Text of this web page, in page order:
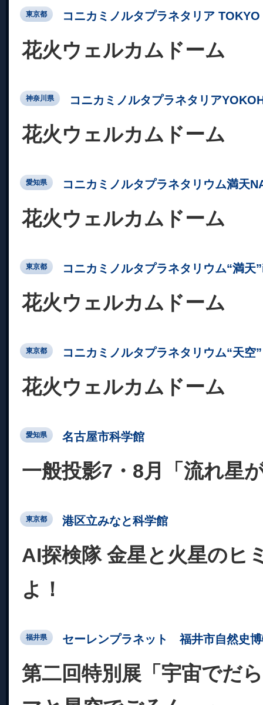
東京都 コニカミノルタプラネタリア TOKYO
花火ウェルカムドーム
神奈川県 コニカミノルタプラネタリア
花火ウェルカムドーム
愛知県 コニカミノルタプラネタリウム満天
花火ウェルカムドーム
東京都 コニカミノルタプラネタリウム“満
花火ウェルカムドーム
東京都 コニカミノルタプラネタリウム“天
花火ウェルカムドーム
愛知県 名古屋市科学館
一般投影7・8月「流れ星
東京都 港区立みなと科学館
AI探検隊 金星と火星のヒ
よ！
福井県 セーレンプラネット 福井市自然史
第二回特別展「宇宙でだ